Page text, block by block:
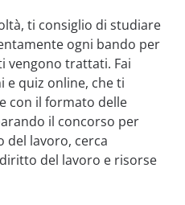
ti consiglio di studiare
ogni bando per
vengono trattati. Fai
e quiz online, che ti
con il formato delle
il concorso per
del lavoro, cerca
del lavoro e risorse